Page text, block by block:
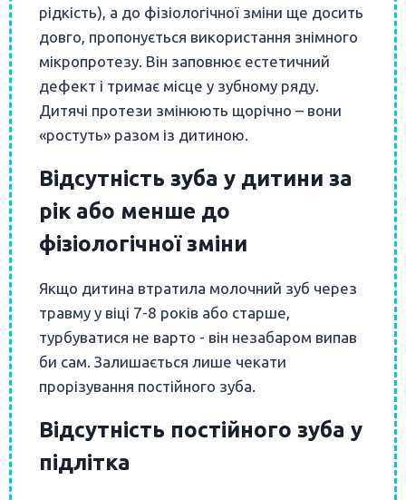
рідкість), а до фізіологічної зміни ще досить
довго, пропонується використання знімного
мікропротезу. Він заповнює естетичний
дефект і тримає місце у зубному ряду.
Дитячі протези змінюють щорічно – вони
«ростуть» разом із дитиною.
Відсутність зуба у дитини за
рік або менше до
фізіологічної зміни
Якщо дитина втратила молочний зуб через
травму у віці 7-8 років або старше,
турбуватися не варто - він незабаром випав
би сам. Залишається лише чекати
прорізування постійного зуба.
Відсутність постійного зуба у
підлітка